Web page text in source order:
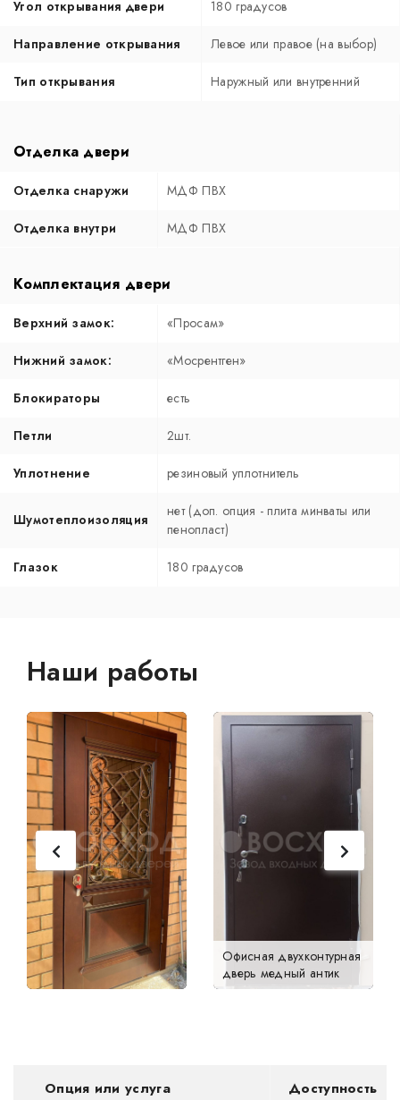
Угол открывания двери 180 градусов
Направление открывания Левое или правое (на выбор)
Тип открывания Наружный или внутренний
Отделка двери
Отделка снаружи МДФ ПВХ
Отделка внутри МДФ ПВХ
Комплектация двери
Верхний замок: «Просам»
Нижний замок: «Мосрентген»
Блокираторы есть
Петли 2шт.
Уплотнение резиновый уплотнитель
Шумотеплоизоляция
нет (доп. опция - плита минваты или
пенопласт)
Глазок 180 градусов
Наши работы
Офисная двухконтурная
дверь медный антик
Опция или услуга Доступность